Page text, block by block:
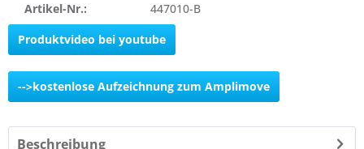
Artikel-Nr.:
447010-B
Produktvideo bei youtube
-->kostenlose Aufzeichnung zum Amplimove
Beschreibung